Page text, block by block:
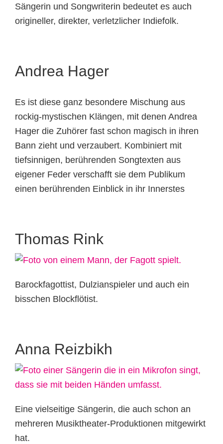
Sängerin und Songwriterin bedeutet es auch
origineller, direkter, verletzlicher Indiefolk.
Andrea Hager
Es ist diese ganz besondere Mischung aus
rockig-mystischen Klängen, mit denen Andrea
Hager die Zuhörer fast schon magisch in ihren
Bann zieht und verzaubert. Kombiniert mit
tiefsinnigen, berührenden Songtexten aus
eigener Feder verschafft sie dem Publikum
einen berührenden Einblick in ihr Innerstes
Thomas Rink
Barockfagottist, Dulzianspieler und auch ein
bisschen Blockflötist.
Anna Reizbikh
Eine vielseitige Sängerin, die auch schon an
mehreren Musiktheater-Produktionen mitgewirkt
hat.